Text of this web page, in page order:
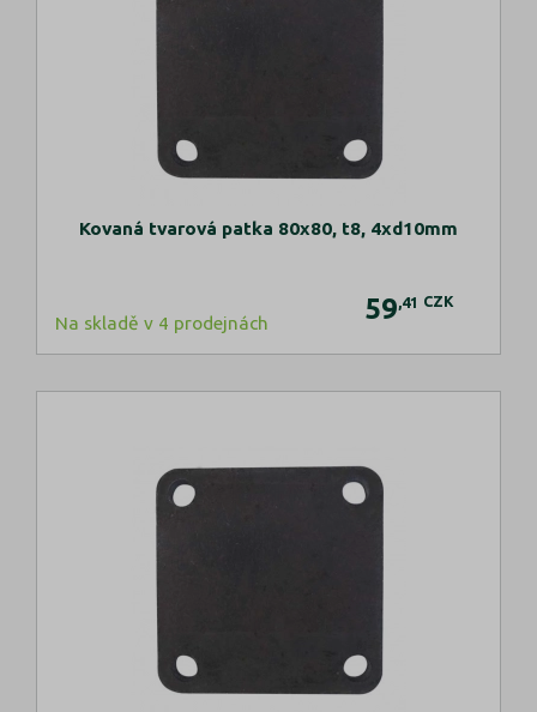
Kovaná tvarová patka 80x80, t8, 4xd10mm
Na skladě v 4 prodejnách 59 ,41 CZK